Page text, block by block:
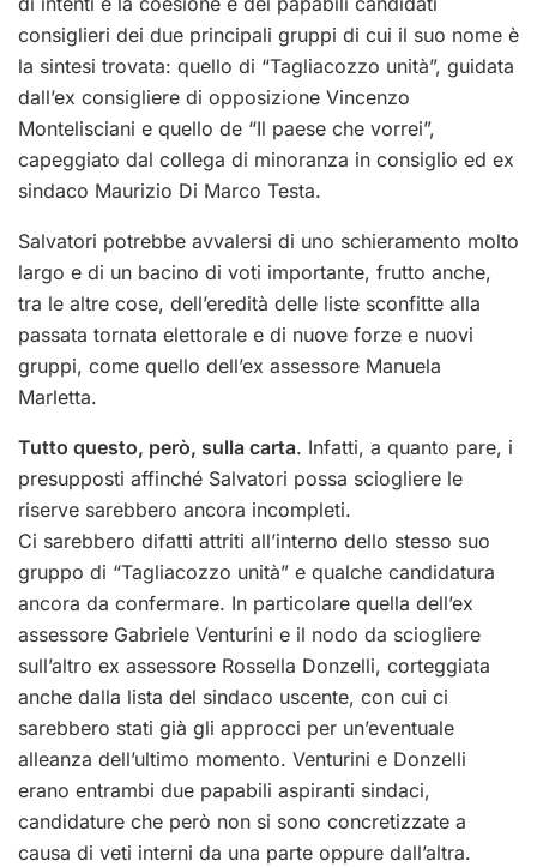
consiglieri dei due principali gruppi di cui il suo nome è
la sintesi trovata: quello di “Tagliacozzo unità”, guidata
dall’ex consigliere di opposizione Vincenzo
Montelisciani e quello de “Il paese che vorrei”,
capeggiato dal collega di minoranza in consiglio ed ex
sindaco Maurizio Di Marco Testa.
Salvatori potrebbe avvalersi di uno schieramento molto
largo e di un bacino di voti importante, frutto anche,
tra le altre cose, dell’eredità delle liste sconfitte alla
passata tornata elettorale e di nuove forze e nuovi
gruppi, come quello dell’ex assessore Manuela
Marletta.
Tutto questo, però, sulla carta. Infatti, a quanto pare, i
presupposti affinché Salvatori possa sciogliere le
riserve sarebbero ancora incompleti.
Ci sarebbero difatti attriti all’interno dello stesso suo
gruppo di “Tagliacozzo unità” e qualche candidatura
ancora da confermare. In particolare quella dell’ex
assessore Gabriele Venturini e il nodo da sciogliere
sull’altro ex assessore Rossella Donzelli, corteggiata
anche dalla lista del sindaco uscente, con cui ci
sarebbero stati già gli approcci per un’eventuale
alleanza dell’ultimo momento. Venturini e Donzelli
erano entrambi due papabili aspiranti sindaci,
candidature che però non si sono concretizzate a
causa di veti interni da una parte oppure dall’altra.